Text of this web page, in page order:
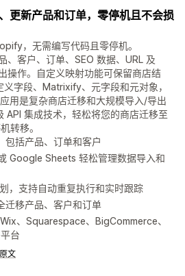
更新产品和订单，零停机且不会损
，无需编写代码且零停机。
、客户、订单、SEO 数据、URL 及
操作。自定义映射功能可保留商店结
字段、Matrixify、元字段和元对象，
用是复杂商店迁移和大规模导入/导出
API 集成技术，轻松将您的商店迁移至
转移。
包括产品、订单和客户
Google Sheets 轻松管理数据导入和
，支持自动重复执行和实时跟踪
迁移产品、客户和订单
、Squarespace、BigCommerce、
台
文